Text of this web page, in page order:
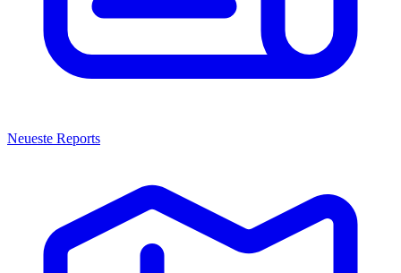
Neueste Reports